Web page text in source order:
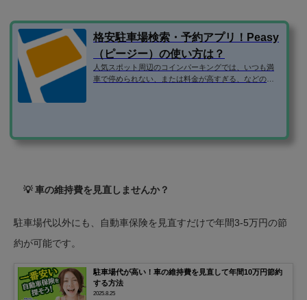
格安駐車場検索・予約アプリ！Peasy
（ピージー）の使い方は？
人気スポット周辺のコインパーキングでは、いつも満
車で停められない、または料金が高すぎる、などの問
のダウンロード アプリは、iOS・android両方に対応し
💡 車の維持費を見直しませんか？
駐車場代以外にも、自動車保険を見直すだけで年間3-5万円の節
約が可能です。
駐車場代が高い！車の維持費を見直して年間10万円節約
する方法
2025.8.25